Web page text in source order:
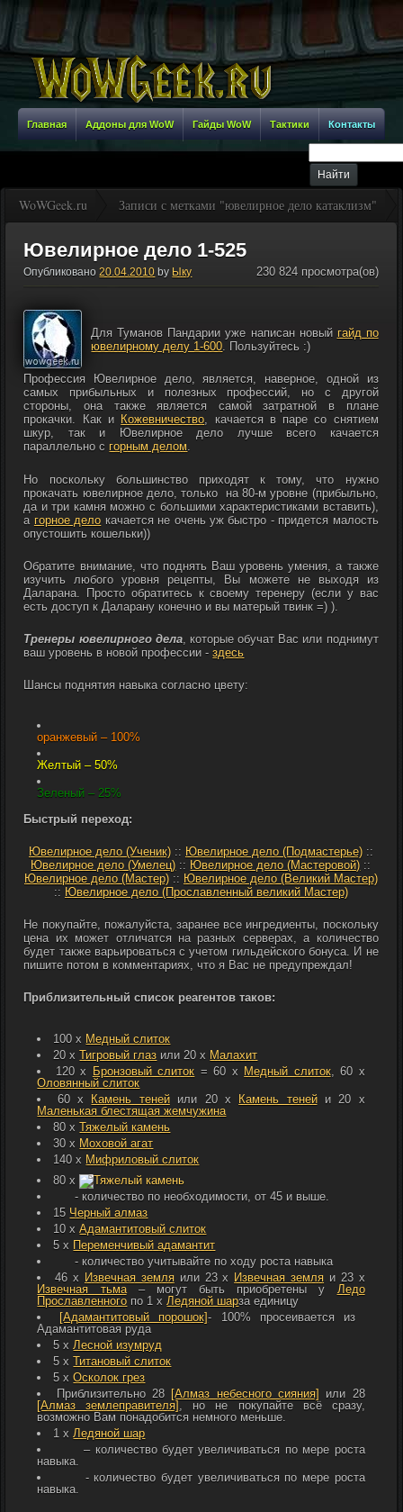
Главная Аддоны для WoW Гайды WoW Тактики Контакты
WoWGeek.ru Записи с метками "ювелирное дело катаклизм"
Ювелирное дело 1-525
Опубликовано 20.04.2010 by Ыку 230 824 просмотра(ов)
Для Туманов Пандарии уже написан новый гайд по
ювелирному делу 1-600. Пользуйтесь :)
Профессия Ювелирное дело, является, наверное, одной из
самых прибыльных и полезных профессий, но с другой
стороны, она также является самой затратной в плане
прокачки. Как и Кожевничество, качается в паре со снятием
шкур, так и Ювелирное дело лучше всего качается
параллельно с горным делом.
Но поскольку большинство приходят к тому, что нужно
прокачать ювелирное дело, только на 80-м уровне (прибыльно,
да и три камня можно с большими характеристиками вставить),
а горное дело качается не очень уж быстро - придется малость
опустошить кошельки))
Обратите внимание, что поднять Ваш уровень умения, а также
изучить любого уровня рецепты, Вы можете не выходя из
Даларана. Просто обратитесь к своему теренеру (если у вас
есть доступ к Даларану конечно и вы матерый твинк =) ).
Тренеры ювелирного дела, которые обучат Вас или поднимут
ваш уровень в новой профессии -здесь
Шансы поднятия навыка согласно цвету:
оранжевый – 100%
Желтый – 50%
Зеленый – 25%
Быстрый переход:
Ювелирное дело (Ученик) :: Ювелирное дело (Подмастерье) ::
Ювелирное дело (Умелец) :: Ювелирное дело (Мастеровой) ::
Ювелирное дело (Мастер) :: Ювелирное дело (Великий Мастер)
:: Ювелирное дело (Прославленный великий Мастер)
Не покупайте, пожалуйста, заранее все ингредиенты, поскольку
цена их может отличатся на разных серверах, а количество
будет также варьироваться с учетом гильдейского бонуса. И не
пишите потом в комментариях, что я Вас не предупреждал!
Приблизительный список реагентов таков:
100 x Медный слиток
20 xТигровый глаз или 20 x Малахит
120 x Бронзовый слиток = 60 x Медный слиток, 60 x
Оловянный слиток
60 x Камень тенейили 20 x Камень тенейи 20 x
Маленькая блестящая жемчужина
80 xТяжелый камень
30 x Моховой агат
140 x Мифриловый слиток
80 x
Тяжелый камень
- количество по необходимости, от 45 и выше.
15 Черный алмаз
10 xАдамантитовый слиток
5 x Переменчивый адамантит
- количество учитывайте по ходу роста навыка
46 x Извечная земляили 23 x Извечная земля и 23 x
Извечная тьма– могут быть приобретены у Ледо
Прославленного по 1 х Ледяной шарза единицу
[Адамантитовый порошок]- 100% просеивается из
Адамантитовая руда
5 x Лесной изумруд
5 хТитановый слиток
5 хОсколок грез
Приблизительно 28 [Алмаз небесного сияния] или 28
[Алмаз землеправителя], но не покупайте всё сразу,
возможно Вам понадобится немного меньше.
1 х Ледяной шар
– количество будет увеличиваться по мере роста
навыка.
- количество будет увеличиваться по мере роста
навыка.